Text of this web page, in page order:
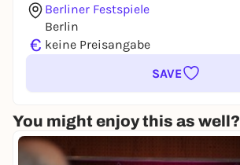
Berliner Festspiele
Berlin
€ keine Preisangabe
SAVE
You might enjoy this as well?